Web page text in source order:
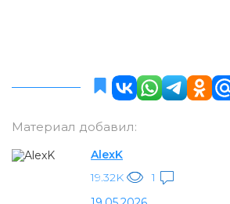
Материал добавил:
AlexK
19.32K
1